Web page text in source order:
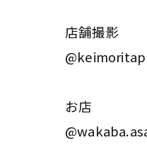
店舗撮影
お店